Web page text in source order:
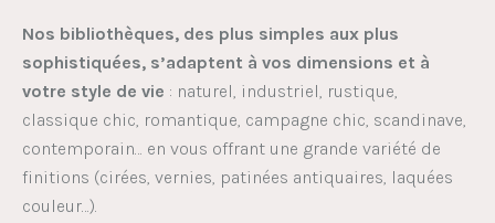
Nos bibliothèques, des plus simples aux plus
sophistiquées, s’adaptent à vos dimensions et à
votre style de vie : naturel, industriel, rustique,
classique chic, romantique, campagne chic, scandinave,
contemporain… en vous offrant une grande variété de
finitions (cirées, vernies, patinées antiquaires, laquées
couleur…).